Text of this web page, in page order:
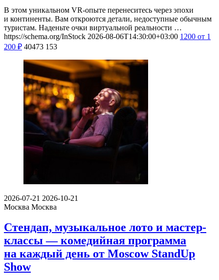
В этом уникальном VR-опыте перенеситесь через эпохи
и континенты. Вам откроются детали, недоступные обычным
туристам. Наденьте очки виртуальной реальности …
https://schema.org/InStock 2026-08-06T14:30:00+03:00 1200 от 1
200 ₽ 40473 153
2026-07-21 2026-10-21
Москва Москва
Стендап, музыкальное лото и мастер-
классы — комедийная программа
на каждый день от Moscow StandUp
Show